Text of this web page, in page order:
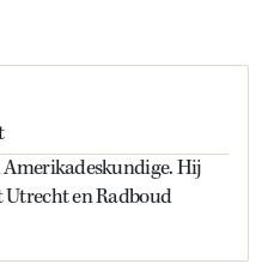
Amerikadeskundige. Hij
en Radboud